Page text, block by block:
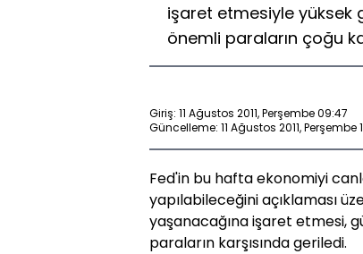
işaret etmesiyle yüksek
önemli paraların çoğu
Giriş: 11 Ağustos 2011, Perşembe 09:47
Güncelleme: 11 Ağustos 2011, Perşembe
Fed'in bu hafta ekonomiyi
yapılabileceğini açıklaması
yaşanacağına işaret etmesi,
paraların karşısında geriledi.